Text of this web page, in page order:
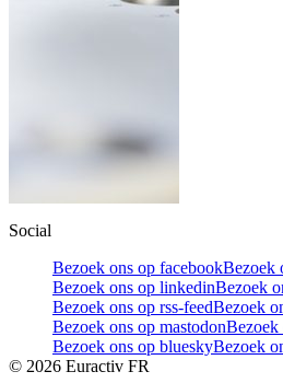
Social
Bezoek ons op facebookBezoek
Bezoek ons op linkedinBezoek
Bezoek ons op rss-feedBezoek
Bezoek ons op mastodonBezoek
Bezoek ons op blueskyBezoek
© 2026 Euractiv FR